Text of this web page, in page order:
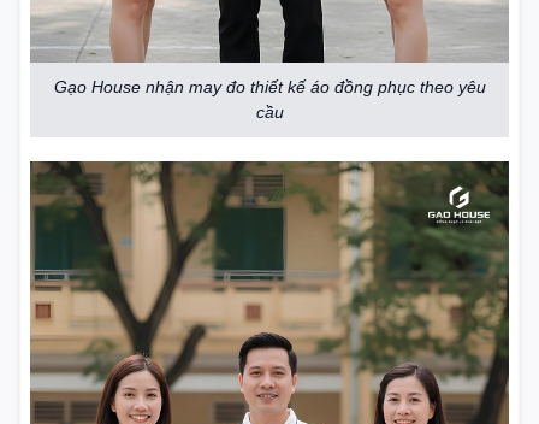
Gạo House nhận may đo thiết kế áo đồng phục theo yêu
cầu